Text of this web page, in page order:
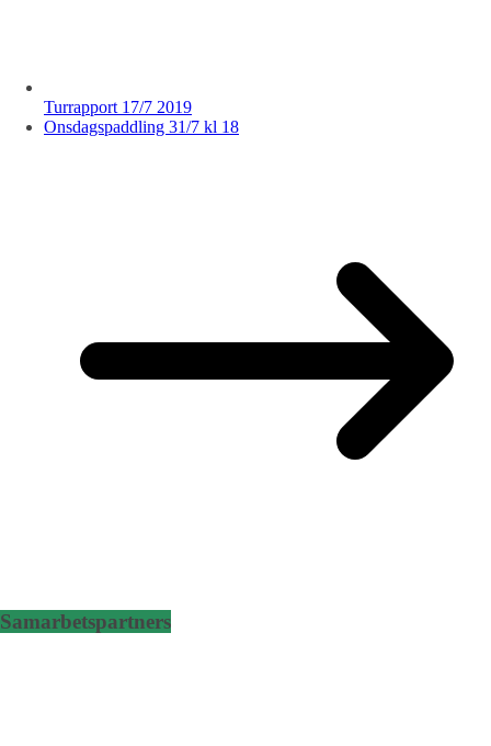
Turrapport 17/7 2019
Onsdagspaddling 31/7 kl 18
Samarbetspartners